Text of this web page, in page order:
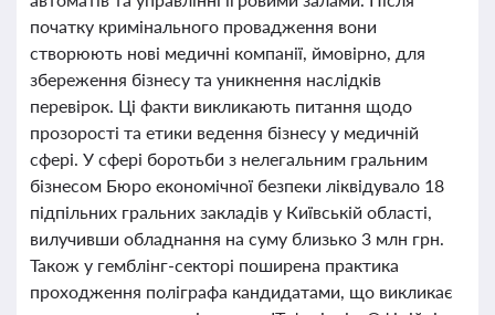
початку кримінального провадження вони
створюють нові медичні компанії, ймовірно, для
збереження бізнесу та уникнення наслідків
перевірок. Ці факти викликають питання щодо
прозорості та етики ведення бізнесу у медичній
сфері. У сфері боротьби з нелегальним гральним
бізнесом Бюро економічної безпеки ліквідувало 18
підпільних гральних закладів у Київській області,
вилучивши обладнання на суму близько 3 млн грн.
Також у гемблінг-секторі поширена практика
проходження поліграфа кандидатами, що викликає